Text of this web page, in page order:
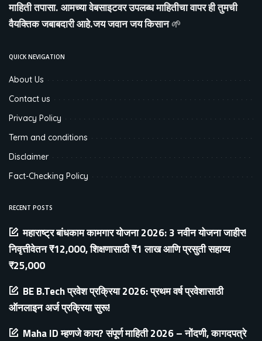
माहिती तपासा. आमच्या वेबसाइटवर उपलब्ध माहितीचा वापर ही तुमची
वैयक्तिक जबाबदारी आहे.जय जवान जय किसान🌱
QUICK NEVIGATION
About Us
Contact us
Privacy Policy
Term and conditions
Disclaimer
Fact-Checking Policy
RECENT POSTS
महाराष्ट्र बांधकाम कामगार योजना 2026: 3 नवीन योजना जाहीर!
निवृत्तीवेतन ₹12,000, शिक्षणासाठी ₹1 लाख आणि प्रसुती सहाय्य
₹25,000
BE B.Tech प्रवेश प्रक्रिया 2026: प्रथम वर्ष प्रवेशासाठी
ऑनलाइन अर्ज प्रक्रिया सुरू!
Maha ID म्हणजे काय? संपूर्ण माहिती 2026 – नोंदणी, कागदपत्रे